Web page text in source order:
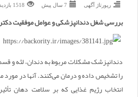
رپورتاژ آگهی 7 سال پیش 1518 بازديد
بررسی شغلدندانپزشکی و عوامل موفقیت
دندانپزشک مشکلات مربوط به دندان، لثه و
را تشخیص داده و درمان می‌کنند. آنها در مورد
انتخاب رژیم غذایی که بر سلامت دهان